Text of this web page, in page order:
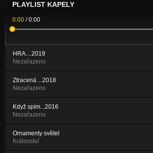
PLAYLIST KAPELY
0:00 /0:00
HRA....2019
Nezařazeno
Ztracená ...2018
Nezařazeno
Když spím...2016
Nezařazeno
Ornamenty světel
Království